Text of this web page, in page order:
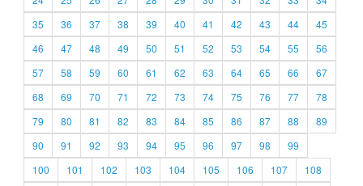
35
36 37 38 39 40 41 42 43 44
45
46
47 48 49 50 51 52 53 54 55
56
57
58 59 60 61 62 63 64 65 66
67
68
69 70 71 72 73 74 75 76 77
78
79
80 81 82 83 84 85 86 87 88
89
90
91 92 93 94 95 96 97 98
99
100
101 102 103 104 105 106 107
108